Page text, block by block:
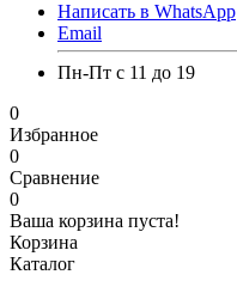
Написать в WhatsApp
Email
Пн-Пт с 11 до 19
0
Избранное
0
Сравнение
0
Ваша корзина пуста!
Корзина
Каталог